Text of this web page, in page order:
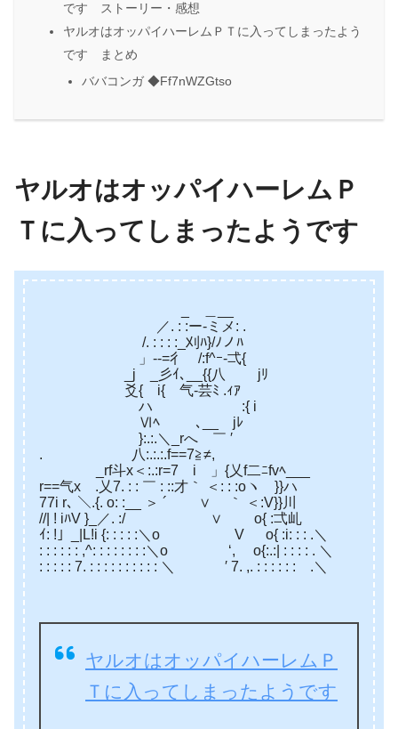
です ストーリー・感想
ヤルオはオッパイハーレムＰＴに入ってしまったよう
です まとめ
ババコンガ ◆Ff7nWZGtso
ヤルオはオッパイハーレムＰ
Ｔに入ってしまったようです
／. : :ー-ミメ: .
/. : : : :_刈ﾊ}/ﾉノﾊ
」-‐=彳 /:f^ｰ-弌{
_j _彡ｲ､__{{八 jﾘ
爻{ i{ 气-芸ﾐ .ｨｱ
ハ :{ i
Ⅵﾍ ､__ jﾚ
}:.:.＼_rへ ￣ ′
. 八:.:.:.f==7≧≠,
_rf斗x＜:.:r=7 i 」{乂f二ﾆfvﾍ___
r==气x .乂7. : : ￣ : ::才｀ ＜: : :oヽ }}ハ
77i r､ ＼.{. o: :__ ＞ ´ ∨ ｀ ＜:V}}川
//| ! iﾊV }_／. :/ ∨ o{ :弌乢
ｲ: !」_|L!i {: : : : :＼o V o{ :i: : : .＼
: : : : : : ,^: : : : : : : :＼o ‘, o{:.:| : : : : . ＼
: : : : : 7. : : : : : : : : : : ＼ ′ 7. ,. : : : : : : .＼
ヤルオはオッパイハーレムＰ
Ｔに入ってしまったようです